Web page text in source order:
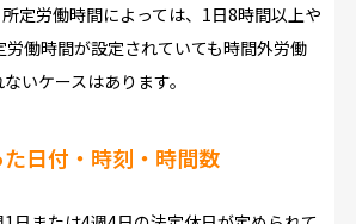
定労働時間によっては、1日8時間以上や
働時間が設定されていても時間外労働
いケースはあります。
日付・時刻・時間数